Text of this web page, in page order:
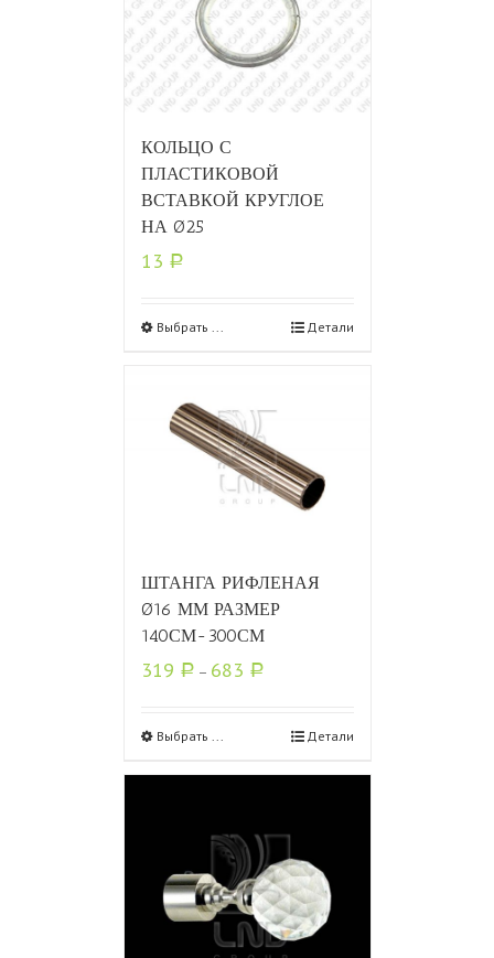
КОЛЬЦО С
ПЛАСТИКОВОЙ
ВСТАВКОЙ КРУГЛОЕ
НА Ø25
13 Р
Выбрать ... Детали
ШТАНГА РИФЛЕНАЯ
Ø16 ММ РАЗМЕР
140СМ-300СМ
319 Р – 683 Р
Выбрать ... Детали